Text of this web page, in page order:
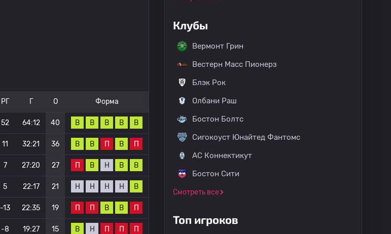
РГ Г О Форма
52 64:12 40 В В В В В
11 32:21 36 В В П В П
7 27:20 27 П В Н В В
5 22:17 21 Н Н Н Н В
-13 22:35 19 П П В В П
-8 19:27 15 В Н П П П
Клубы
Вермонт Грин
Вестерн Масс Пионерз
Блэк Рок
Олбани Раш
Бостон Болтс
Сигокоуст Юнайтед Фантомс
АС Коннектикут
Бостон Сити
Смотреть все
Топ игроков